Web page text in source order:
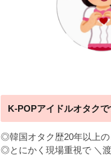
K-POPアイドルオタクで
◎韓国オタク歴20年以上の
◎とにかく現場重視で ＼